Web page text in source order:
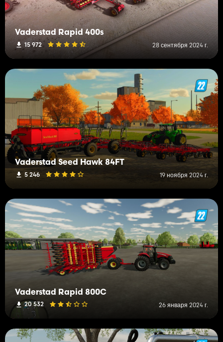
Vaderstad Rapid 400s
15 972 28 сентября 2024 г.
Vaderstad Seed Hawk 84FT
5 246 19 ноября 2024 г.
Vaderstad Rapid 800C
20 532 26 января 2024 г.